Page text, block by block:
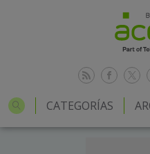
CATEGORÍAS